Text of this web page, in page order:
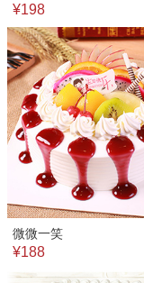
¥198
微微一笑
¥188